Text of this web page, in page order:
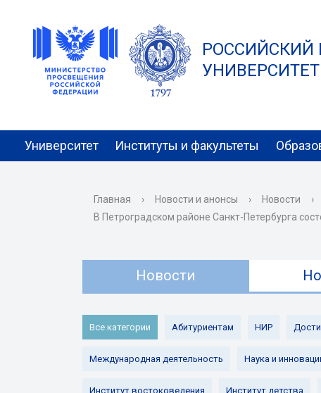
РОССИЙСКИЙ
Университет Институты и факультеты
Главная › Новости и анонсы › Новости
›
В Петроградском районе Санкт-Петербурга
Новости
Все категории Абитуриентам НИР
Международная деятельность Наука и
Институт востоковедения Институт детства